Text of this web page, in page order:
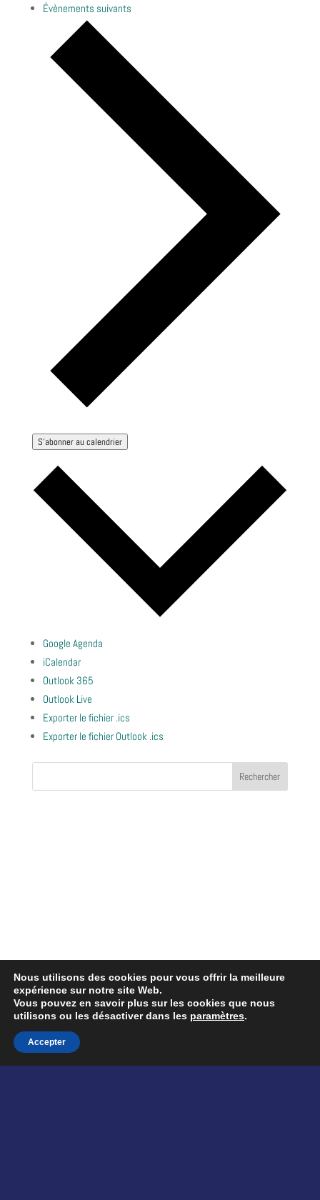
Évènements suivants
S’abonner au calendrier
Google Agenda
iCalendar
Outlook 365
Outlook Live
Exporter le fichier .ics
Exporter le fichier Outlook .ics
Nous utilisons des cookies pour vous offrir la meilleure
expérience sur notre site Web.
Vous pouvez en savoir plus sur les cookies que nous
utilisons ou les désactiver dans les paramètres.
Accepter